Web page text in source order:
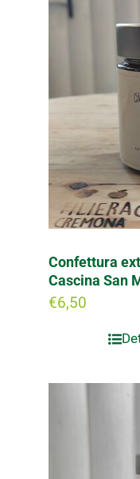
Confettura
Cascina San
€6,50